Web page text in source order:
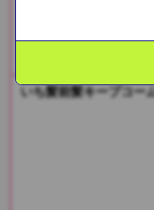
いち髪前髪キープコー